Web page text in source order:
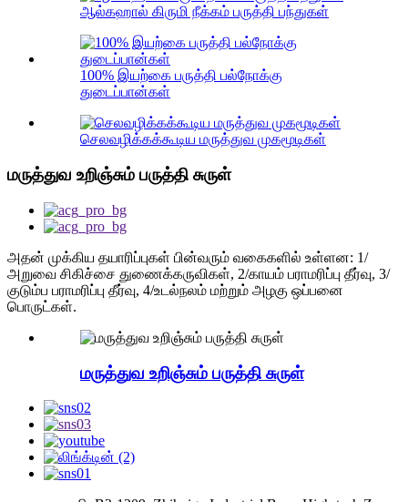
ஆல்கஹால் கிருமி நீக்கம் பருத்தி பந்துகள்
100% இயற்கை பருத்தி பல்நோக்கு
துடைப்பான்கள்
செலவழிக்கக்கூடிய மருத்துவ முகமூடிகள்
மருத்துவ உறிஞ்சும் பருத்தி சுருள்
அதன் முக்கிய தயாரிப்புகள் பின்வரும் வகைகளில் உள்ளன: 1/
அறுவை சிகிச்சை துணைக்கருவிகள், 2/காயம் பராமரிப்பு தீர்வு, 3/
குடும்ப பராமரிப்பு தீர்வு, 4/உடல்நலம் மற்றும் அழகு ஒப்பனை
பொருட்கள்.
மருத்துவ உறிஞ்சும் பருத்தி சுருள்